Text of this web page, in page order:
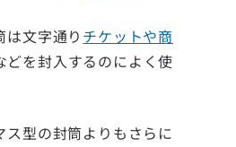
は文字通り チケットや商
どを封入するのによく使
ス型の封筒よりもさらに